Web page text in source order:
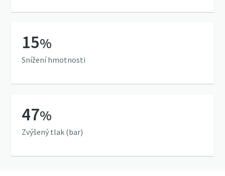
15%
Snížení hmotnosti
47%
Zvýšený tlak (bar)